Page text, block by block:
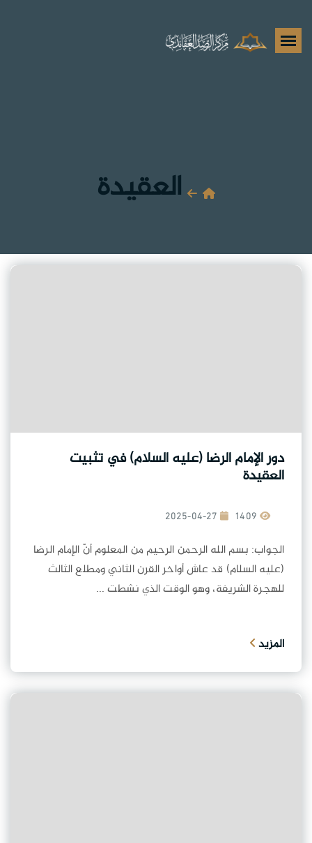
العقيدة
دور الإمام الرضا (عليه السلام) في تثبيت
العقيدة
2025-04-27
الجواب: بسم الله الرحمن الرحيم من المعلوم أنّ الإمام الرضا
(عليه السلام) قد عاش أواخر القرن الثاني ومطلع الثالث
للهجرة الشريفة، وهو الوقت الذي نشطت ...
المزيد